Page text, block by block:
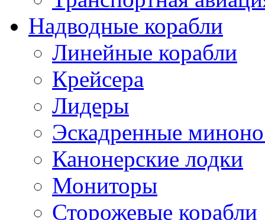
Надводные корабли
Линейные корабли
Крейсера
Лидеры
Эскадренные
Канонерские лодки
Мониторы
Сторожевые корабли